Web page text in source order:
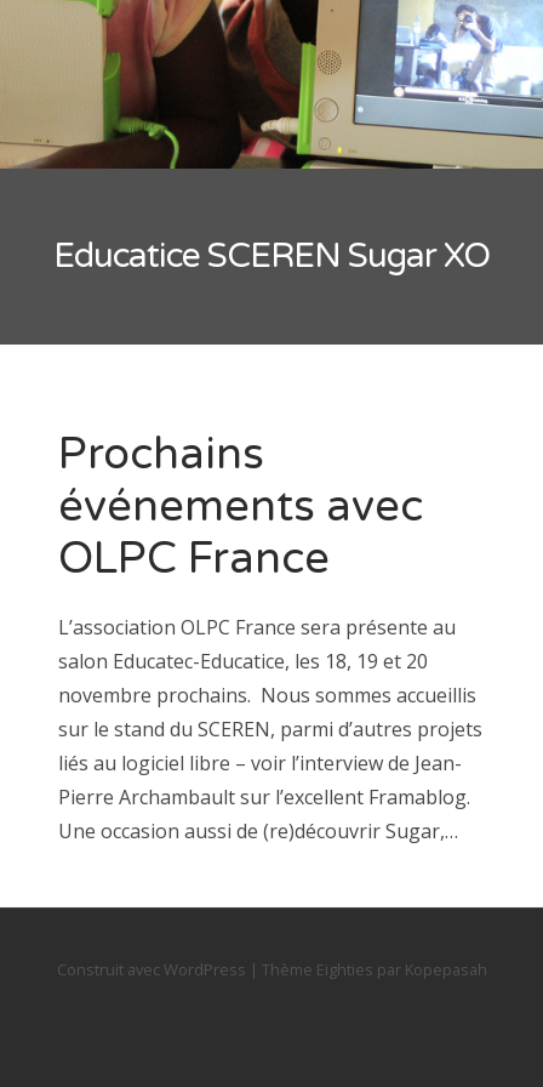
Educatice SCEREN Sugar XO
Prochains
événements avec
OLPC France
L’association OLPC France sera présente au
salon Educatec-Educatice, les 18, 19 et 20
novembre prochains. Nous sommes accueillis
sur le stand du SCEREN, parmi d’autres projets
liés au logiciel libre – voir l’interview de Jean-
Pierre Archambault sur l’excellent Framablog.
Une occasion aussi de (re)découvrir Sugar,…
Construit avec WordPress | Thème Eighties par Kopepasah